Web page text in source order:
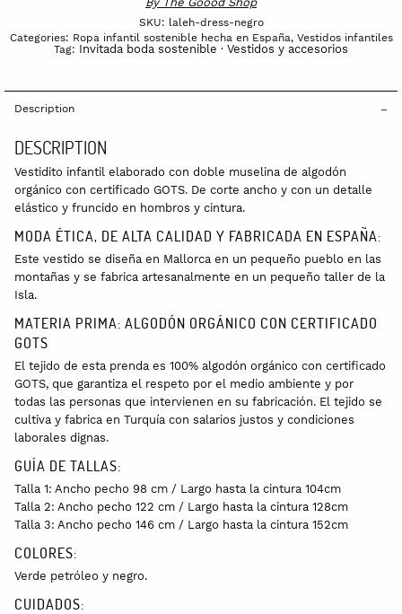
SKU: laleh-dress-negro
Categories: Ropa infantil sostenible hecha en España, Vestidos infantiles
Tag: Invitada boda sostenible · Vestidos y accesorios
Description
DESCRIPTION
Vestidito infantil elaborado con doble muselina de algodón
orgánico con certificado GOTS. De corte ancho y con un detalle
elástico y fruncido en hombros y cintura.
MODA ÉTICA, DE ALTA CALIDAD Y FABRICADA EN ESPAÑA:
Este vestido se diseña en Mallorca en un pequeño pueblo en las
montañas y se fabrica artesanalmente en un pequeño taller de la
Isla.
MATERIA PRIMA: ALGODÓN ORGÁNICO CON CERTIFICADO
GOTS
El tejido de esta prenda es 100% algodón orgánico con certificado
GOTS, que garantiza el respeto por el medio ambiente y por
todas las personas que intervienen en su fabricación. El tejido se
cultiva y fabrica en Turquía con salarios justos y condiciones
laborales dignas.
GUÍA DE TALLAS:
Talla 1: Ancho pecho 98 cm / Largo hasta la cintura 104cm
Talla 2: Ancho pecho 122 cm / Largo hasta la cintura 128cm
Talla 3: Ancho pecho 146 cm / Largo hasta la cintura 152cm
COLORES:
Verde petróleo y negro.
CUIDADOS: